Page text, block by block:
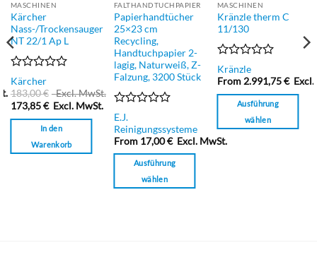
MASCHINEN
Kärcher
Nass-/Trockensauger
NT 22/1 Ap L
Bewertet
mit
0
von
5
Kärcher
183,00€
Excl. MwSt.
173,85€ Excl. MwSt.
In den
Warenkorb
FALTHANDTUCHPAPIER
Papierhandtücher
25×23 cm
Recycling,
Handtuchpapier 2-
lagig, Naturweiß, Z-
Falzung, 3200 Stück
Bewertet
mit
0
von
E.J.
Reinigungssysteme
From 17,00€ Excl. MwSt.
Ausführung
wählen
MASCHINEN
Kränzle therm C
11/130
Bewertet
mit
0
Kränzle
From2.991,75€ Excl.
Ausführung
wählen
Dieses